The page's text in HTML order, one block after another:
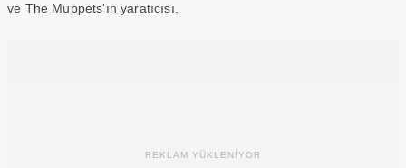
ve The Muppets'ın yaratıcısı.
REKLAM YÜKLENİYOR